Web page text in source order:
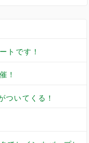
トです！
！
ついてくる！